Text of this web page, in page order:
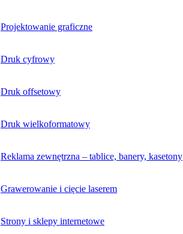
Projektowanie graficzne
Druk cyfrowy
Druk offsetowy
Druk wielkoformatowy
Reklama zewnętrzna – tablice, banery, kasetony
Grawerowanie i cięcie laserem
Strony i sklepy internetowe